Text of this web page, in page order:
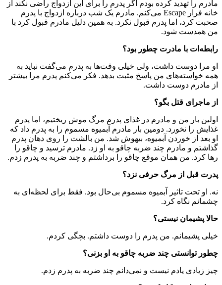
مادرم را تهدید کرده بودم اگر پدرم را برای این ازدواج راضی نکند از
خانه فرار Escape می‌کنم. مادرم یک شب درباره ازدواج با پدرم
صحبت کرد، اما پدرم قبول نکرد. به همین دلیل مادرم قبول کرد با
من همدست شود.
رابطه‌ات با مادرت چطور بود؟
او مرا دوست داشت، ولی خیلی وقت‌ها به پدرم می‌گفت نباید به
همه خواسته‌های من پاسخ مثبت بدهد. فکر می‌کنم پدرم مرا بیشتر
از مادرم دوست داشت.
از ماجرای قتل بگو؟
اولین بار من و مادرم در غذای پدرم مرگ موش ریختیم، اما پدرم
غذایش را نخورد. دومین بار مادرم آبمیوه مسموم را به پدرم داد که
او بعد از خوردن آبمیوه، بیهوش شد. من بالشت را روی دهان پدرم
گذاشتم و مادرم چند ضربه چاقو به او زد. مادرم ترسید و چاقو را
رها کرد. من همان موقع چاقو را برداشتم و چند ضربه به پدرم زدم.
پدرت قبل از مرگ حرفی نزد؟
نه. او تحت تاثیر آبمیوه مسموم بی‌حال بود. فقط برای لحظه‌ای به
چشمانم نگاه کرد.
حالا پشیمان نیستی؟
خیلی پشیمانم. من پدرم را دوست داشتم. بچگی کردم.
چطور توانستی چند ضربه چاقو به او بزنی؟
چیز زیادی یادم نیست و نمی‌دانم چند ضربه به پدرم زدم.